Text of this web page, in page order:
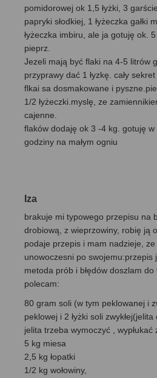
pomidorowej ok 1,5 łyżki, 3
papryki słodkiej, 1 łyżeczka gałki
łyżeczka imbiru, ale ja gotuję ok.
pieprz.
Jezeli mają być flaki na 4-5 litrów
przyprawy dać 1 łyzkę. cały
flkai sa dosmakowane i
1/2 łyżeczki.myslę, ze
cajenne.
flaków dodaję ok 3 -4 kg. gotuję
godziny na małym ogniu
Iza
brakuje mi typowego przepisu na
drobiową, z wieprzowiny, robię ją
podaje przepis i mam nadzieje,
unowoczesni po swojemu:przepis
metoda prób i błędów doszlam
polecam:
80 gram soli (w tym peklowanej i
peklowej i 2 łyżki soli
jelita trzeba wymoczyć , wypłukać
5 kg miesa
2,5 kg łopatki
1/2 kg wołowiny,